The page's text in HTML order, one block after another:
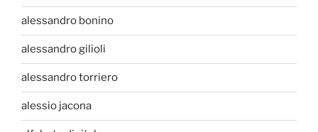
alessandro bonino
alessandro gilioli
alessandro torriero
alessio jacona